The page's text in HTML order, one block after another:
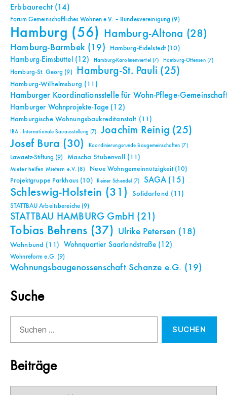
Erbbaurecht(14)
Forum Gemeinschaftliches Wohnen e.V. – Bundesvereinigung (9)
Hamburg (56) Hamburg-Altona (28)
Hamburg-Barmbek(19) Hamburg-Eidelstedt(10)
Hamburg-Eimsbüttel (12) Hamburg-Karolinenviertel (7) Hamburg-Ottensen(7)
Hamburg-St. Georg (9) Hamburg-St. Pauli (25)
Hamburg-Wilhelmsburg (11)
Hamburger Koordinationsstelle für Wohn-Pflege-
Hamburger Wohnprojekte-Tage (12)
Hamburgische Wohnungsbaukreditanstalt (11)
IBA - Internationale Bauausstellung (7) Joachim Reinig (25)
Josef Bura (30) Koordinierungsrunde Baugemeinschaften (7)
Lawaetz-Stiftung (9) Mascha Stubenvoll (11)
Mieter helfen Mietern e.V. (8) Neue Wohngemeinnützigkeit(10)
Projektgruppe Parkhaus (10) Reiner Schendel (7) SAGA(15)
Schleswig-Holstein (31) Solidarfond (11)
STATTBAU Arbeitsbereiche (9)
STATTBAU HAMBURG GmbH (21)
Tobias Behrens (37) Ulrike Petersen (18)
Wohnbund (11) Wohnquartier Saarlandstraße(12)
Wohnreform e.G.(9)
Wohnungsbaugenossenschaft Schanze e.G. (19)
Suche
nach:
Beiträge